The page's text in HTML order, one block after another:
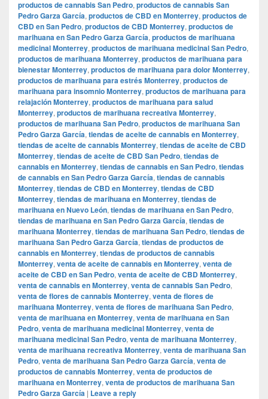
productos de cannabis San Pedro, productos de cannabis San
Pedro Garza García, productos de CBD en Monterrey, productos de
CBD en San Pedro, productos de CBD Monterrey, productos de
marihuana en San Pedro Garza García, productos de marihuana
medicinal Monterrey, productos de marihuana medicinal San Pedro,
productos de marihuana Monterrey, productos de marihuana para
bienestar Monterrey, productos de marihuana para dolor Monterrey,
productos de marihuana para estrés Monterrey, productos de
marihuana para insomnio Monterrey, productos de marihuana para
relajación Monterrey, productos de marihuana para salud
Monterrey, productos de marihuana recreativa Monterrey,
productos de marihuana San Pedro, productos de marihuana San
Pedro Garza García, tiendas de aceite de cannabis en Monterrey,
tiendas de aceite de cannabis Monterrey, tiendas de aceite de CBD
Monterrey, tiendas de aceite de CBD San Pedro, tiendas de
cannabis en Monterrey, tiendas de cannabis en San Pedro, tiendas
de cannabis en San Pedro Garza García, tiendas de cannabis
Monterrey, tiendas de CBD en Monterrey, tiendas de CBD
Monterrey, tiendas de marihuana en Monterrey, tiendas de
marihuana en Nuevo León, tiendas de marihuana en San Pedro,
tiendas de marihuana en San Pedro Garza García, tiendas de
marihuana Monterrey, tiendas de marihuana San Pedro, tiendas de
marihuana San Pedro Garza García, tiendas de productos de
cannabis en Monterrey, tiendas de productos de cannabis
Monterrey, venta de aceite de cannabis en Monterrey, venta de
aceite de CBD en San Pedro, venta de aceite de CBD Monterrey,
venta de cannabis en Monterrey, venta de cannabis San Pedro,
venta de flores de cannabis Monterrey, venta de flores de
marihuana Monterrey, venta de flores de marihuana San Pedro,
venta de marihuana en Monterrey, venta de marihuana en San
Pedro, venta de marihuana medicinal Monterrey, venta de
marihuana medicinal San Pedro, venta de marihuana Monterrey,
venta de marihuana recreativa Monterrey, venta de marihuana San
Pedro, venta de marihuana San Pedro Garza García, venta de
productos de cannabis Monterrey, venta de productos de
marihuana en Monterrey, venta de productos de marihuana San
Pedro Garza García | Leave a reply